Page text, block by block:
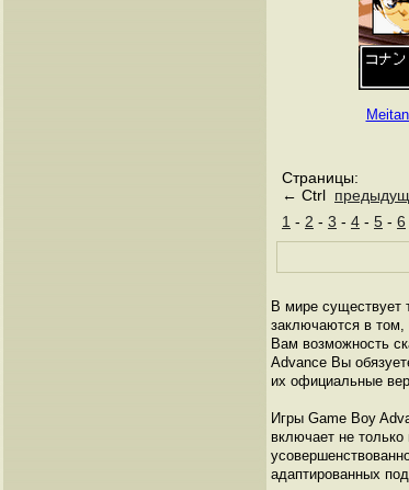
Страницы:
← Ctrl
1 - 2 - 3 - 4 - 5 - 6
В мире существует
заключаются в том,
Вам возможность
Advance Вы
их официальные
Игры Game Boy
включает не
адаптированных